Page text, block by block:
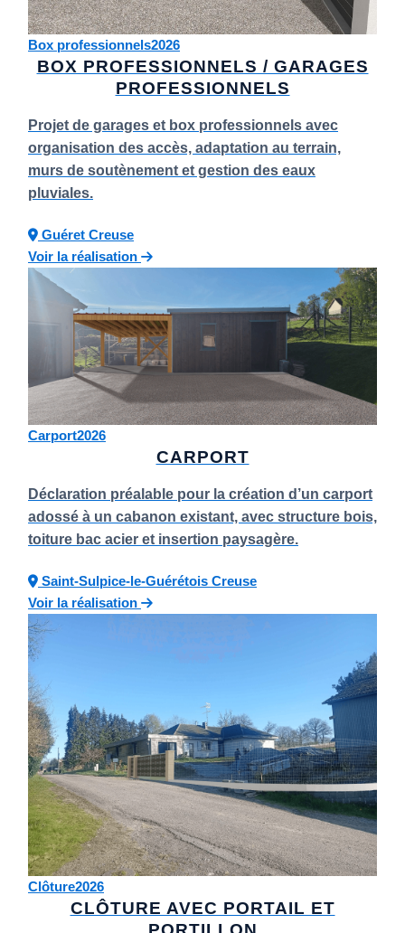
Box professionnels2026
BOX PROFESSIONNELS / GARAGES
PROFESSIONNELS
Projet de garages et box professionnels avec
organisation des accès, adaptation au terrain,
murs de soutènement et gestion des eaux
pluviales.
Guéret Creuse
Voir la réalisation
Carport2026
CARPORT
Déclaration préalable pour la création d’un carport
adossé à un cabanon existant, avec structure bois,
toiture bac acier et insertion paysagère.
Saint-Sulpice-le-Guérétois Creuse
Voir la réalisation
Clôture2026
CLÔTURE AVEC PORTAIL ET